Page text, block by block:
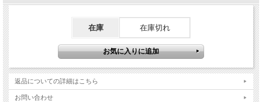
在庫 在庫切れ
返品についての詳細はこちら
お問い合わせ